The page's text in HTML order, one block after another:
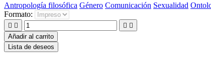
Antropología filosófica Género Comunicación Sexualidad
Formato:
   
Añadir al carrito
Lista de deseos